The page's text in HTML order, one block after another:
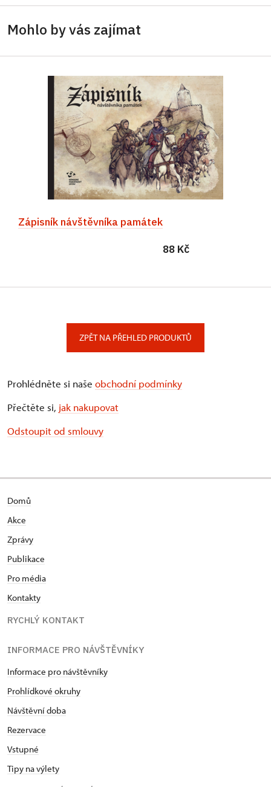
Mohlo by vás zajímat
Zápisník návštěvníka památek
88 Kč
ZPĚT NA PŘEHLED PRODUKTŮ
Prohlédněte si naše obchodní podmínky
Přečtěte si, jak nakupovat
Odstoupit od smlouvy
Domů
Akce
Zprávy
Publikace
Pro média
Kontakty
RYCHLÝ KONTAKT
INFORMACE PRO NÁVŠTĚVNÍKY
Informace pro návštěvníky
Prohlídkové okruhy
Návštěvní doba
Rezervace
Vstupné
Tipy na výlety